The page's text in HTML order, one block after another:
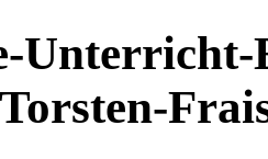
Unterricht-
Torsten-